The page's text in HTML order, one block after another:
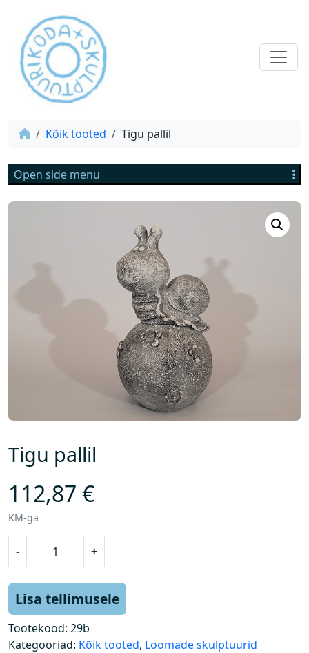
Kõik tooted Tigu pallil
Open side menu
Tigu pallil
112,87 €
KM-ga
-
p
a
l
+
Lisa tellimusele
Tootekood: 29b
Kategooriad: Kõik tooted, Loomade skulptuurid